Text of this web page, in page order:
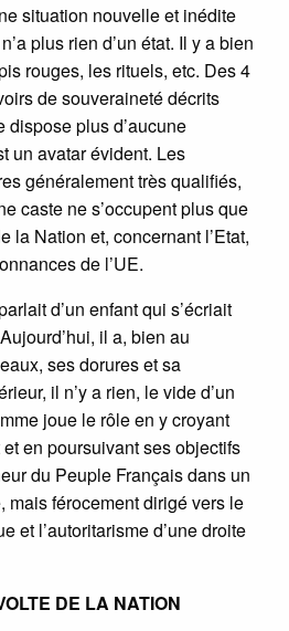
situation nouvelle et inédite
plus rien d’un état. Il y a bien
rouges, les rituels, etc. Des 4
de souveraineté décrits
dispose plus d’aucune
un avatar évident. Les
généralement très qualifiés,
caste ne s’occupent plus que
la Nation et, concernant l’Etat,
de l’UE.
d’un enfant qui s’écriait
il a, bien au
ses dorures et sa
il n’y a rien, le vide d’un
joue le rôle en y croyant
en poursuivant ses objectifs
du Peuple Français dans un
mais férocement dirigé vers le
et l’autoritarisme d’une droite
DE LA NATION